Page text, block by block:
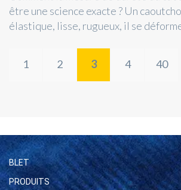
être une science exacte ? Un
élastique, lisse, rugueux, il se
1 2 3 4 40
BLET
PRODUITS